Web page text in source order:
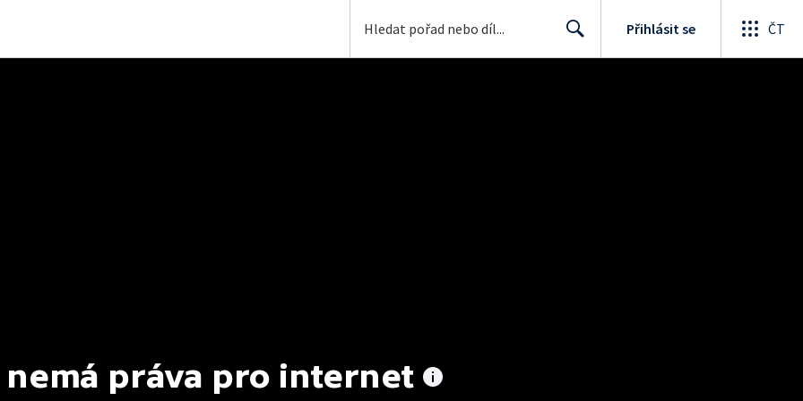
Přihlásit se ČT
nemá práva pro internet